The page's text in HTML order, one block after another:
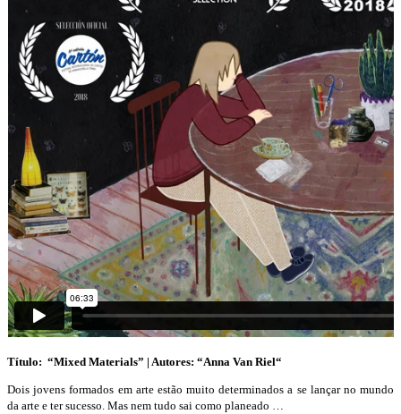
Título: “Mixed Materials” | Autores: “Anna Van Riel“
Dois jovens formados em arte estão muito determinados a se lançar no mundo
da arte e ter sucesso. Mas nem tudo sai como planeado …